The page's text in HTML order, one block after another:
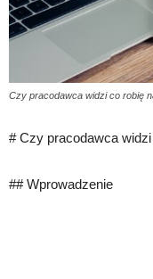
Czy pracodawca widzi co robię
# Czy pracodawca
## Wprowadzenie